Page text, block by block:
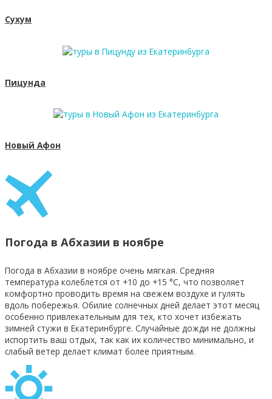
Сухум
Пицунда
Новый Афон
Погода в Абхазии в ноябре
Погода в Абхазии в ноябре очень мягкая. Средняя
температура колеблется от +10 до +15 °C, что позволяет
комфортно проводить время на свежем воздухе и гулять
вдоль побережья. Обилие солнечных дней делает этот месяц
особенно привлекательным для тех, кто хочет избежать
зимней стужи в Екатеринбурге. Случайные дожди не должны
испортить ваш отдых, так как их количество минимально, и
слабый ветер делает климат более приятным.